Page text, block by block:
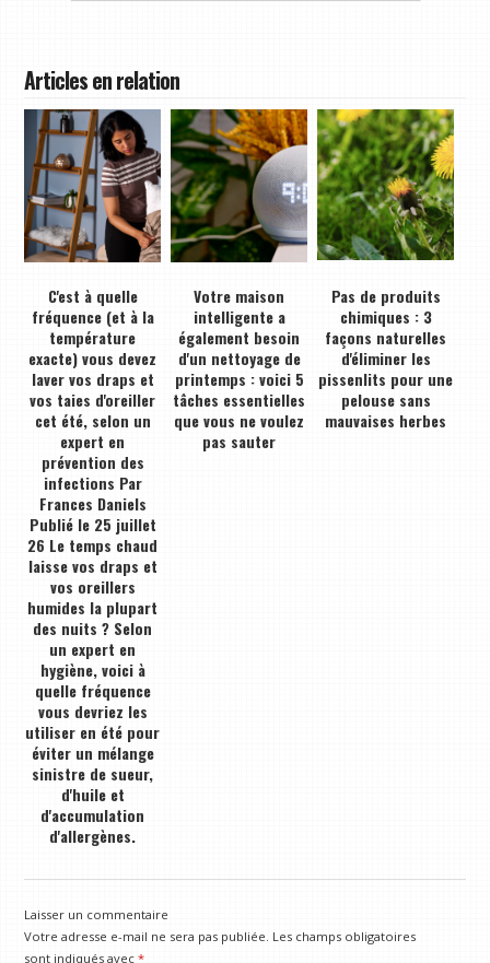
Articles en relation
C'est à quelle
fréquence (et à la
température
exacte) vous devez
laver vos draps et
vos taies d'oreiller
cet été, selon un
expert en
prévention des
infections Par
Frances Daniels
Publié le 25 juillet
26 Le temps chaud
laisse vos draps et
vos oreillers
humides la plupart
des nuits ? Selon
un expert en
hygiène, voici à
quelle fréquence
vous devriez les
utiliser en été pour
éviter un mélange
sinistre de sueur,
d'huile et
d'accumulation
d'allergènes.
Votre maison
intelligente a
également besoin
d'un nettoyage de
printemps : voici 5
tâches essentielles
que vous ne voulez
pas sauter
Pas de produits
chimiques : 3
façons naturelles
d'éliminer les
pissenlits pour une
pelouse sans
mauvaises herbes
Laisser un commentaire
Votre adresse e-mail ne sera pas publiée. Les champs obligatoires
sont indiqués avec*